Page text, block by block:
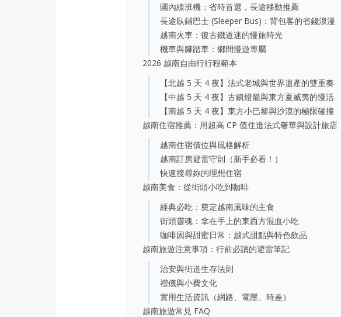
國內線班機：省時首選，長途移動推薦
長途臥鋪巴士 (Sleeper Bus)：背包客的省錢浪漫
越南火車：復古鐵道迷的慢旅時光
機車與腳踏車：鄉間慢遊專屬
2026 越南自由行行程範本
【北越 5 天 4 夜】法式老城與世界遺產的雙重奏
【中越 5 天 4 夜】古鎮燈籠與東方夏威夷的慢活
【南越 5 天 4 夜】東方小巴黎與沙漠的極限碰撞
越南住宿推薦：用超高 CP 值住進法式奢華與設計旅店
越南住宿價位與風格解析
越南訂房避雷守則（新手必看！）
快速搜尋妳的理想住宿
越南美食：從街頭小吃到咖啡
經典必吃：奠定越南風味的主食
街頭靈魂：拿在手上的東西方混血小吃
咖啡因與甜蜜日常：越式甜點與特色飲品
越南旅遊注意事項：行前必讀的避雷筆記
治安與街道生存法則
禮儀與小費文化
實用生活資訊（網路、電壓、時差）
越南旅遊常見 FAQ